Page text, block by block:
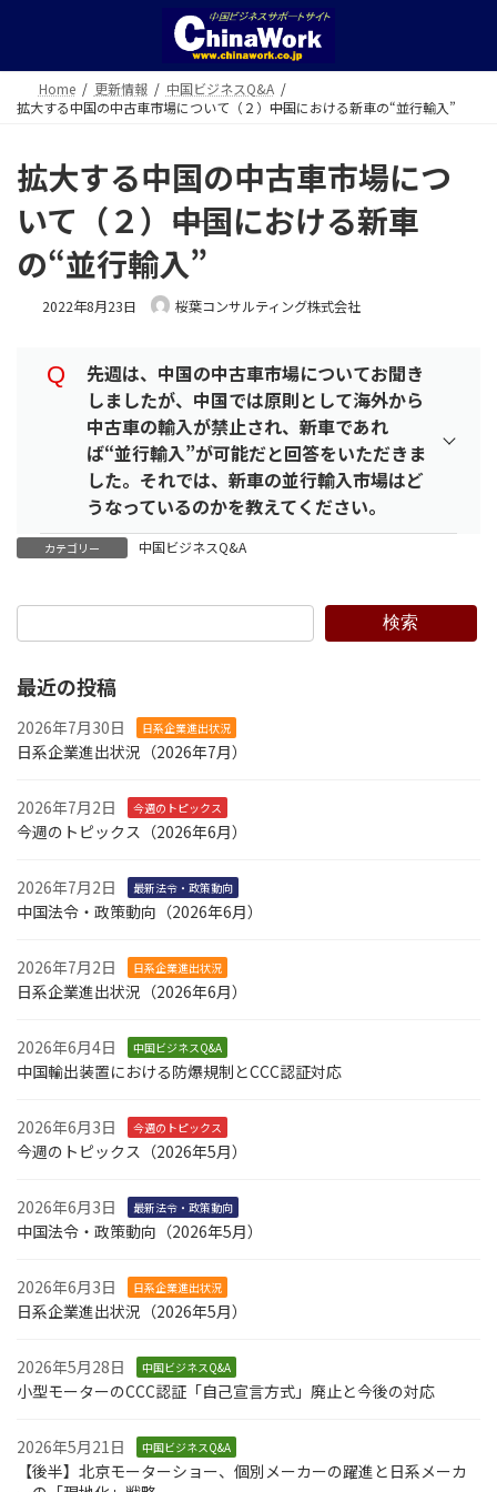
ン
ー
Home 更新情報
中国ビジネスQ&A
拡大する中国の中古車市場について（２）――中国における新車の“並行輸入”
拡大する中国の中古車市場につ
いて（２）――中国における新車
の“並行輸入”
2022年8月23日 桜葉コンサルティング株式会社
先週は、中国の中古車市場についてお聞き
しましたが、中国では原則として海外から
中古車の輸入が禁止され、新車であれ
ば“並行輸入”が可能だと回答をいただきま
した。それでは、新車の並行輸入市場はど
うなっているのかを教えてください。
カテゴリー 中国ビジネスQ&A
検索
最近の投稿
2026年7月30日 日系企業進出状況
日系企業進出状況（2026年7月）
2026年7月2日 今週のトピックス
今週のトピックス（2026年6月）
2026年7月2日 最新法令・政策動向
中国法令・政策動向（2026年6月）
2026年7月2日 日系企業進出状況
日系企業進出状況（2026年6月）
2026年6月4日 中国ビジネスQ&A
中国輸出装置における防爆規制とCCC認証対応
2026年6月3日 今週のトピックス
今週のトピックス（2026年5月）
2026年6月3日 最新法令・政策動向
中国法令・政策動向（2026年5月）
2026年6月3日 日系企業進出状況
日系企業進出状況（2026年5月）
2026年5月28日 中国ビジネスQ&A
小型モーターのCCC認証「自己宣言方式」廃止と今後の対応
2026年5月21日 中国ビジネスQ&A
【後半】北京モーターショー、個別メーカーの躍進と日系メーカ